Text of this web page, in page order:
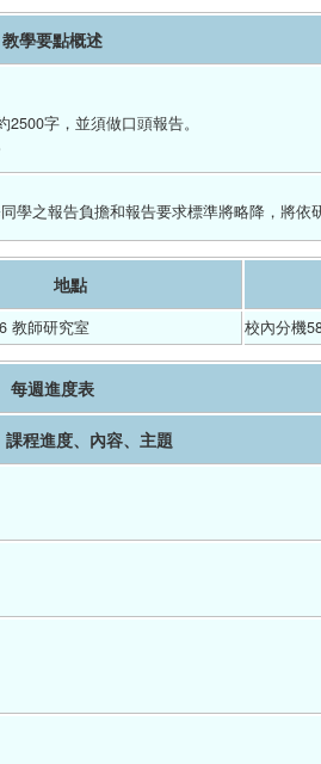
教學要點概述
字，並須做口頭報告。
之報告負擔和報告要求標準將略降，將依
地點
教師研究室 校內分機
每週進度表
課程進度、內容、主題